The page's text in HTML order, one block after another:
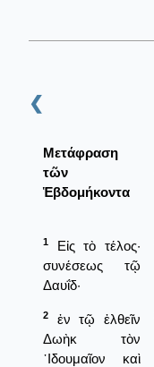
❮
Μετάφραση
τῶν
Ἑβδομήκοντα
1
Εἰς τὸ τέλος·
συνέσεως τῷ
Δαυΐδ·
2
ἐν τῷ ἐλθεῖν
Δωὴκ τὸν
᾿Ιδουμαῖον καὶ